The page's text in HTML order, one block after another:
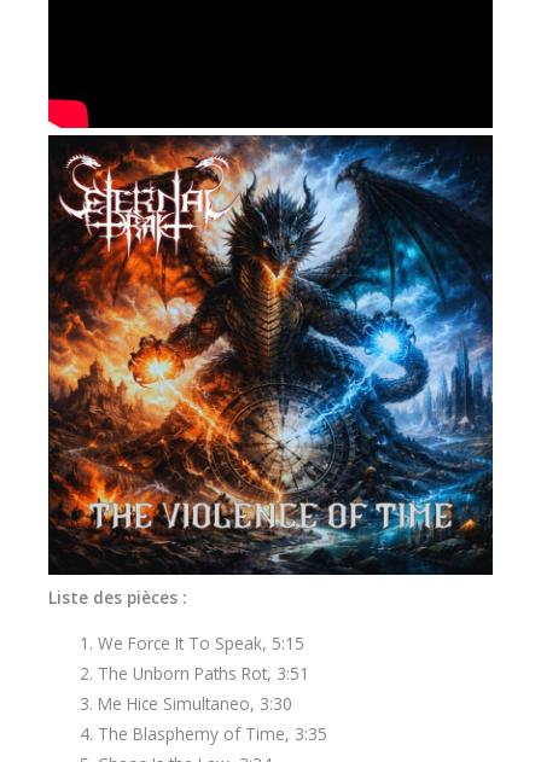
Liste des pièces :
We Force It To Speak, 5:15
The Unborn Paths Rot, 3:51
Me Hice Simultaneo, 3:30
The Blasphemy of Time, 3:35